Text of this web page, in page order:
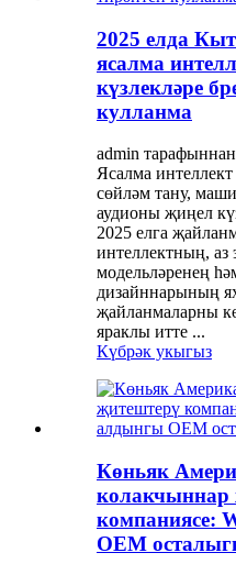
2025 елда
ясалма
күзлекләре
кулланма
admin
Ясалма
сөйләм тану,
аудионы җиңел
2025 елга
интеллектның, аз
модельләренең
дизайннарының
җайланмаларны
яраклы итте ...
Күбрәк укыгыз
Көньяк
колакчыннар
компаниясе:
OEM